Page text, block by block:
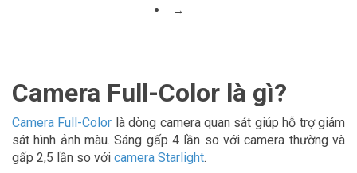
→
Camera Full-Color là gì?
Camera Full-Color là dòng camera quan sát giúp hỗ trợ giám
sát hình ảnh màu. Sáng gấp 4 lần so với camera thường và
gấp 2,5 lần so với camera Starlight.